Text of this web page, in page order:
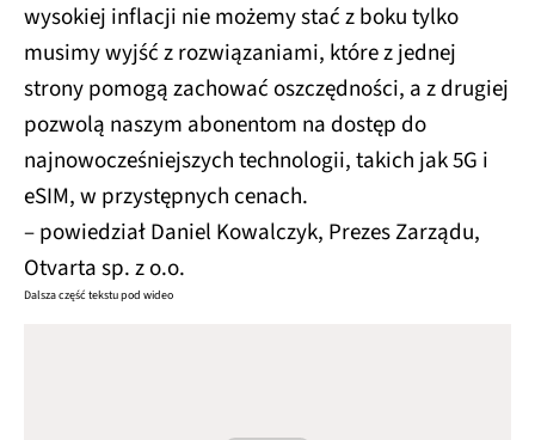
wysokiej inflacji nie możemy stać z boku tylko
musimy wyjść z rozwiązaniami, które z jednej
strony pomogą zachować oszczędności, a z drugiej
pozwolą naszym abonentom na dostęp do
najnowocześniejszych technologii, takich jak 5G i
eSIM, w przystępnych cenach.
– powiedział Daniel Kowalczyk, Prezes Zarządu,
Otvarta sp. z o.o.
Dalsza część tekstu pod wideo